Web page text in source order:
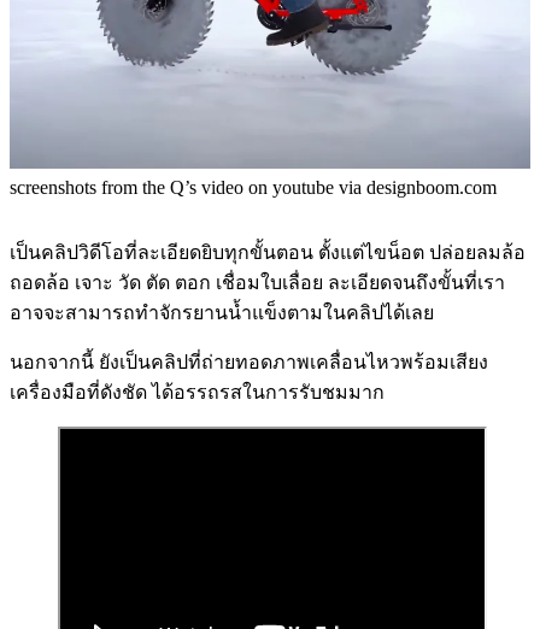
screenshots from the Q’s video on youtube via designboom.com
เป็นคลิปวิดีโอที่ละเอียดยิบทุกขั้นตอน ตั้งแต่ไขน็อต ปล่อยลมล้อ
ถอดล้อ เจาะ วัด ตัด ตอก เชื่อมใบเลื่อย ละเอียดจนถึงขั้นที่เรา
อาจจะสามารถทำจักรยานน้ำแข็งตามในคลิปได้เลย
นอกจากนี้ ยังเป็นคลิปที่ถ่ายทอดภาพเคลื่อนไหวพร้อมเสียง
เครื่องมือที่ดังชัด ได้อรรถรสในการรับชมมาก